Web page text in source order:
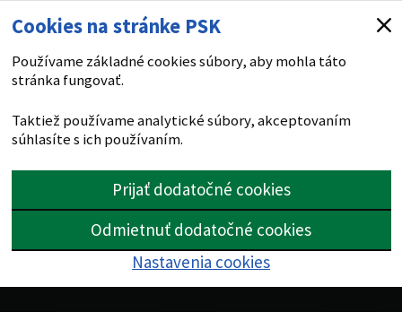
Cookies na stránke PSK
Používame základné cookies súbory, aby mohla táto
stránka fungovať.
Taktiež používame analytické súbory, akceptovaním
súhlasíte s ich používaním.
Prijať dodatočné cookies
Odmietnuť dodatočné cookies
Nastavenia cookies